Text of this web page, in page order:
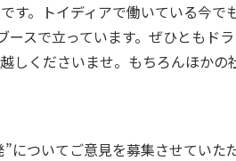
す。トイディアで働いている今
スで立っています。ぜひともド
しくださいませ。もちろんほか
”についてご意見を募集させてい